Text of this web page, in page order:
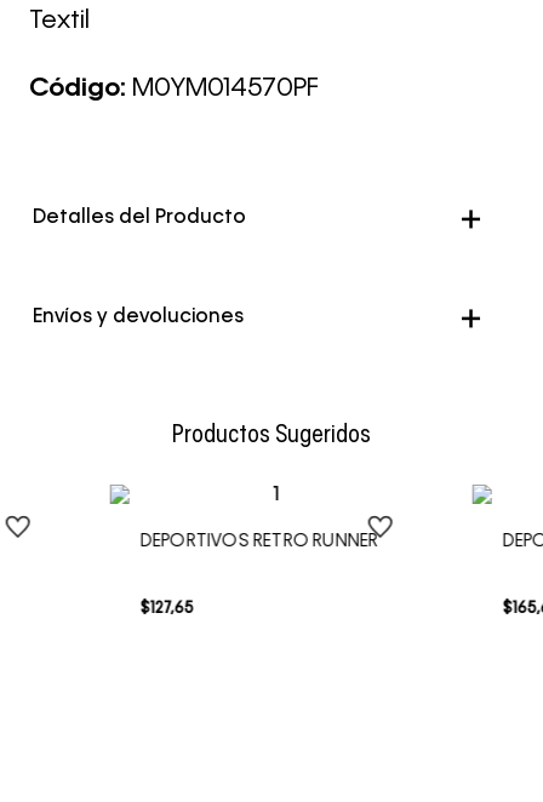
Textil
Código: M0YM014570PF
Detalles del Producto
Color Cafe
Envíos y devoluciones
Productos Sugeridos
DEPORTIVOS RETRO RUNNER
$127,65 $165,